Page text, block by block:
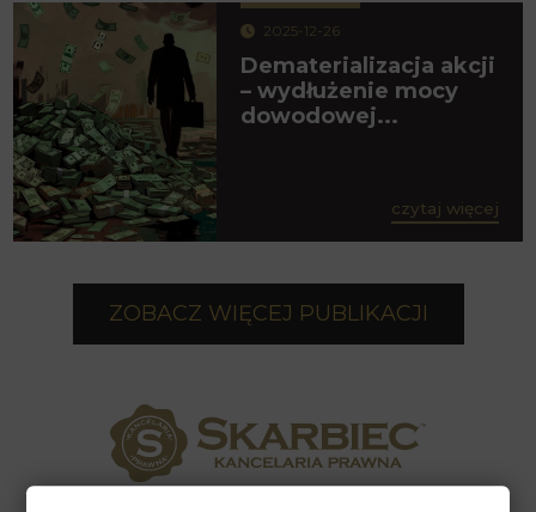
2025-12-26
Dematerializacja akcji
– wydłużenie mocy
dowodowej...
czytaj więcej
ZOBACZ WIĘCEJ PUBLIKACJI